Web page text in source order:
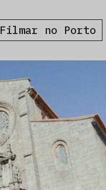
Filmar no Porto